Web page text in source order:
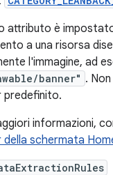
attributo è
a una risorsa
l'immagine, ad
banner" .
predefinito.
informazioni,
della schermata